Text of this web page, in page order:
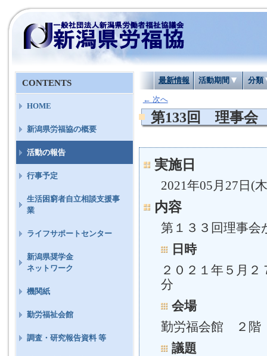
最新情報 活動期間 分類
← 次へ
第133回 理事会
実施日
2021年05月27日(
内容
第１３３回理事
日時
２０２１年５月
分
会場
勤労福会館 ２
議題
CONTENTS
HOME
新潟県労福協の概要
活動の報告
行事予定
生活困窮者自立相談支援事
業
ライフサポートセンター
新潟県奨学金
ネットワーク
機関紙
勤労福祉会館
調査・研究報告資料 等